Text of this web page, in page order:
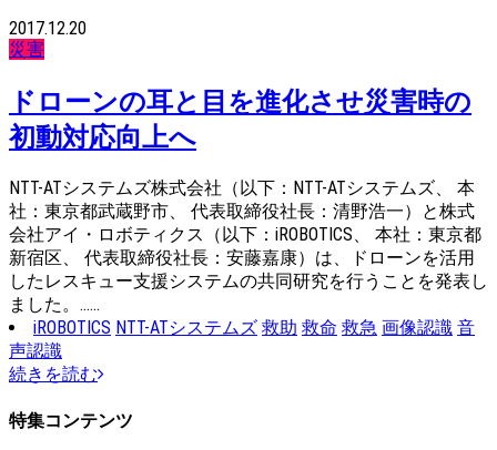
2017.12.20
災害
ドローンの耳と目を進化させ災害時の
初動対応向上へ
NTT-ATシステムズ株式会社（以下：NTT-ATシステムズ、 本
社：東京都武蔵野市、 代表取締役社長：清野浩一）と株式
会社アイ・ロボティクス（以下：iROBOTICS、 本社：東京都
新宿区、 代表取締役社長：安藤嘉康）は、ドローンを活用
したレスキュー支援システムの共同研究を行うことを発表し
ました。……
iROBOTICS NTT-ATシステムズ 救助 救命 救急 画像認識 音
声認識
続きを読む
特集コンテンツ